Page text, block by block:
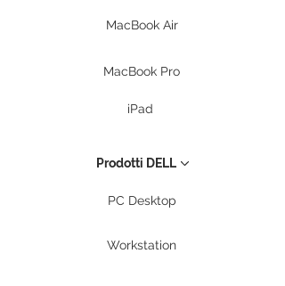
MacBook Air
MacBook Pro
iPad
Prodotti DELL
PC Desktop
Workstation